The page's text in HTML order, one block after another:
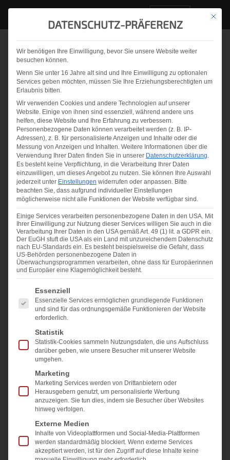
Zurück zur Übersicht
Saint-Gobain Hasselt
nutzt LineScanner zur
Qualitätskontrolle von
Glas
2020.10.09
Eveline Kolleth
Teilen & liken Sie uns auf
Hochwertige Verglasungen erfordern hochwertige
Systeme zur Qualitätskontrolle von Glas.
Saint-Gobain Hasselt, ehemals Boermans in
Kuringen / Belgien, produziert und verkauft
Zwecke wie Schallschutz, Sicherheit und
Sonnenschutz. Darüber hinaus bietet Saint-Gobain
Hasselt innovative Glaslösungen für alle Wohn-
und Arbeitsumgebungen, in denen Komfort und
Sicherheit von größter Bedeutung sind.
Mit
DATENSCHUTZ-PRÄFERENZ
Wir benötigen Ihre Einwilligung, bevor Sie unsere Website weiter
besuchen können.
Wenn Sie unter 16 Jahre alt sind und Ihre Einwilligung zu optionalen
Services geben möchten, müssen Sie Ihre Erziehungsberechtigten um
Erlaubnis bitten.
Wir verwenden Cookies und andere Technologien auf unserer
Website. Einige von ihnen sind essenziell, während andere uns
helfen, diese Website und Ihre Erfahrung zu verbessern.
Personenbezogene Daten können verarbeitet werden (z. B. IP-
Adressen), z. B. für personalisierte Anzeigen und Inhalte oder die
Messung von Anzeigen und Inhalten. Weitere Informationen über die
Verwendung Ihrer Daten finden Sie in unserer Datenschutzerklärung.
Es besteht keine Verpflichtung, in die Verarbeitung Ihrer Daten
einzuwilligen, um dieses Angebot zu nutzen. Sie können Ihre Auswahl
jederzeit unter Einstellungen widerrufen oder anpassen. Bitte
beachten Sie, dass aufgrund individueller Einstellungen
möglicherweise nicht alle Funktionen der Website verfügbar sind.
Einige Services verarbeiten personenbezogene Daten in den USA. Mit
Ihrer Einwilligung zur Nutzung dieser Services willigen Sie auch in die
Verarbeitung Ihrer Daten in den USA gemäß Art. 49 (1) lit. a GDPR ein.
Der EuGH stuft die USA als ein Land mit unzureichendem Datenschutz
nach EU-Standards ein. Es besteht beispielsweise die Gefahr, dass
US-Behörden personenbezogene Daten in
Überwachungsprogrammen verarbeiten, ohne dass für Europäerinnen
und Europäer eine Klagemöglichkeit besteht.
Es folgt eine Liste der Service-Gruppen, für die eine
Essenziell
Essenzielle Services ermöglichen grundlegende Funktionen
und sind für das ordnungsgemäße Funktionieren der Website
erforderlich.
Statistik
Statistik-Cookies sammeln Nutzungsdaten, die uns Aufschluss
darüber geben, wie unsere Besucher mit unserer Website
umgehen.
Marketing
Marketing Services werden von Drittanbietern oder
Herausgebern genutzt, um personalisierte Werbung
anzuzeigen. Sie tun dies, indem sie Besucher über Websites
hinweg verfolgen.
Externe Medien
Inhalte von Videoplattformen und Social-Media-Plattformen
werden standardmäßig blockiert. Wenn externe Services
akzeptiert werden, ist für den Zugriff auf diese Inhalte keine